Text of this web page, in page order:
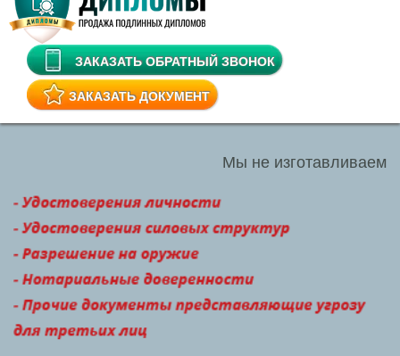
ЗАКАЗАТЬ ОБРАТНЫЙ ЗВОНОК
ЗАКАЗАТЬ ДОКУМЕНТ
Мы не изготавливаем